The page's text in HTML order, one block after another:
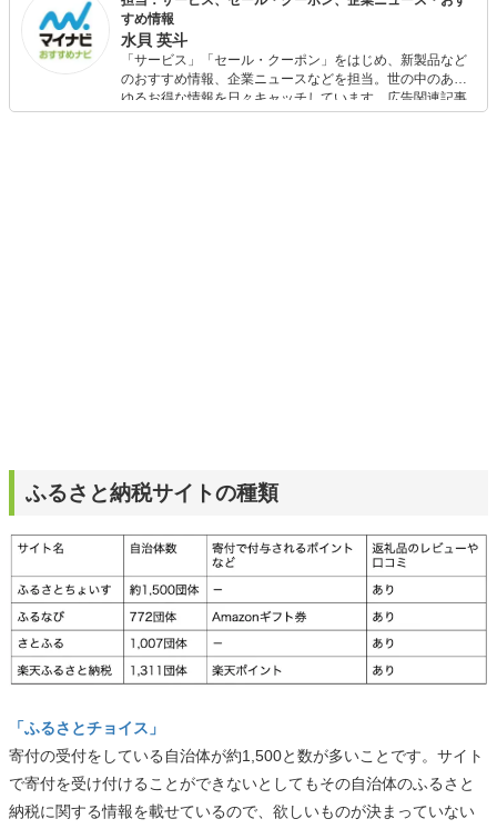
すめ情報
水貝 英斗
「サービス」「セール・クーポン」をはじめ、新製品など
のおすすめ情報、企業ニュースなどを担当。世の中のあら
ゆるお得な情報を日々キャッチしています。広告関連記事
の制作にも携わり、SEOの知見を活かし商品販促のプラン
ふるさと納税サイトの種類
「ふるさとチョイス」
寄付の受付をしている自治体が約1,500と数が多いことです。サイト
で寄付を受け付けることができないとしてもその自治体のふるさと
納税に関する情報を載せているので、欲しいものが決まっていない